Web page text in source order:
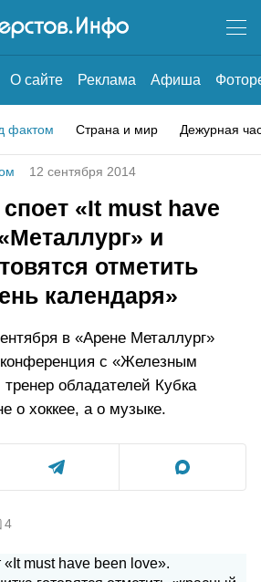
О сайте Реклама Афиша
фактом Страна и мир Дежурная
12 сентября 2014
«It must have
и
отметить
календаря»
в «Арене Металлург»
с «Железным
обладателей Кубка
о хоккее, а о музыке.
4